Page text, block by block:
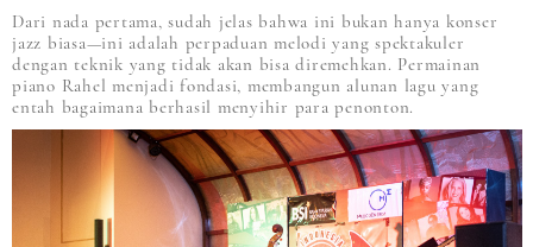
Dari nada pertama, sudah jelas bahwa ini bukan hanya konser
jazz biasa—ini adalah perpaduan melodi yang spektakuler
dengan teknik yang tidak akan bisa diremehkan. Permainan
piano Rahel menjadi fondasi, membangun alunan lagu yang
entah bagaimana berhasil menyihir para penonton.